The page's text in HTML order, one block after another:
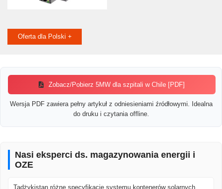
Oferta dla Polski +
Zobacz/Pobierz 5MW dla szpitali w Chile [PDF]
Wersja PDF zawiera pełny artykuł z odniesieniami źródłowymi. Idealna
do druku i czytania offline.
Nasi eksperci ds. magazynowania energii i
OZE
Tadżykistan różne specyfikacje systemu kontenerów solarnych